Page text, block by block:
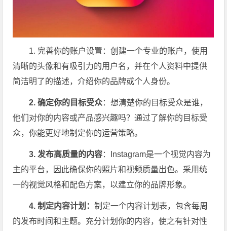
1. 完善你的账户设置：创建一个专业的账户，使用
清晰的头像和有吸引力的用户名，并在个人资料中提供
简洁明了的描述，介绍你的品牌或个人身份。
2. 确定你的目标受众：想清楚你的目标受众是谁，
他们对你的内容或产品感兴趣吗？通过了解你的目标受
众，你能更好地制定你的运营策略。
3. 发布高质量的内容：Instagram是一个视觉内容为
主的平台，因此确保你的照片和视频质量出色。采用统
一的视觉风格和配色方案，以建立你的品牌形象。
4. 制定内容计划：制定一个内容计划表，包含每周
的发布时间和主题。充分计划你的内容，使之有针对性